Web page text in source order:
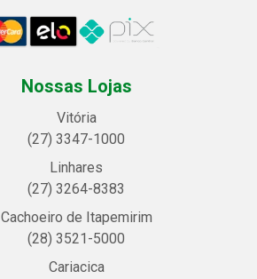
Nossas Lojas
Vitória
(27) 3347-1000
Linhares
(27) 3264-8383
Cachoeiro de Itapemirim
(28) 3521-5000
Cariacica